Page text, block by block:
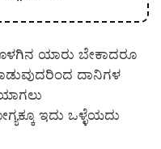
ಯಾರು ಬೇಕಾದರೂ
ದಾನಿಗಳ
ಇದು ಒಳ್ಳೆಯದು